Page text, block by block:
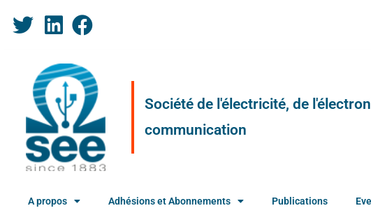
Société de l'électricité, de
communication
A propos Adhésions et Abonnements Publications